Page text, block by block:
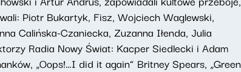
Piotr Bukartyk, Fisz, Wojciech Waglewski,
Calińska-Czaniecka, Zuzanna Iłenda, Julia
Radia Nowy Świat: Kacper Siedlecki i Adam
„Oops!…I did it again” Britney Spears, „Green